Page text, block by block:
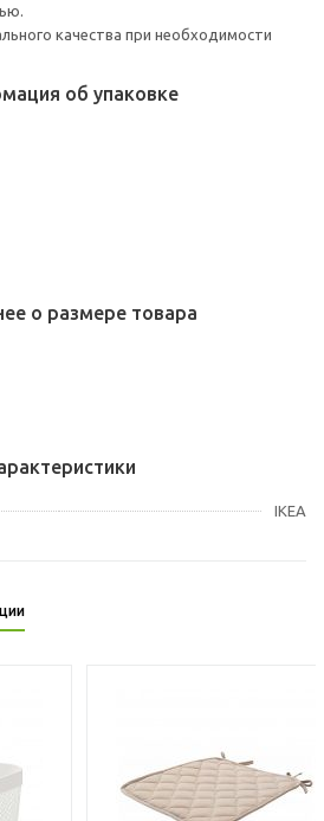
качества при необходимости
об упаковке
о размере товара
IKEA